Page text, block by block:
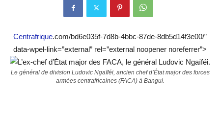
Centrafrique.com/bd6e035f-7d8b-4bbc-87de-8db5d14f3e00/”
data-wpel-link=”external” rel=”external noopener noreferrer”>
Le général de division Ludovic Ngaïféi, ancien chef d’État major des forces
armées centrafricaines (FACA) à Bangui.